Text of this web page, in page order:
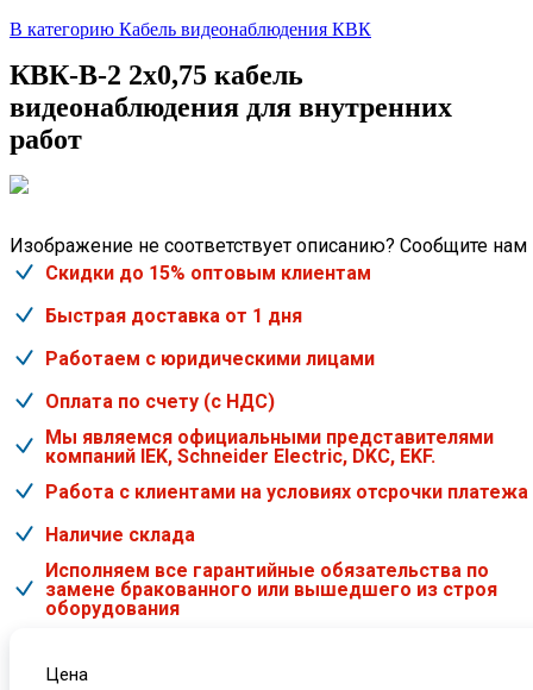
В категорию Кабель видеонаблюдения КВК
КВК-В-2 2х0,75 кабель
видеонаблюдения для внутренних
работ
Изображение не соответствует описанию? Сообщите нам
Скидки до 15% оптовым клиентам
Быстрая доставка от 1 дня
Работаем с юридическими лицами
Оплата по счету (с НДС)
Мы являемся официальными представителями
компаний IEK, Schneider Electric, DKC, EKF.
Работа с клиентами на условиях отсрочки платежа
Наличие склада
Исполняем все гарантийные обязательства по
замене бракованного или вышедшего из строя
оборудования
Цена